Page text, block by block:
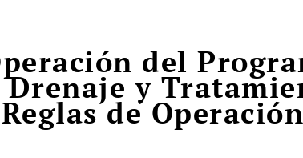
del
Drenaje y
de